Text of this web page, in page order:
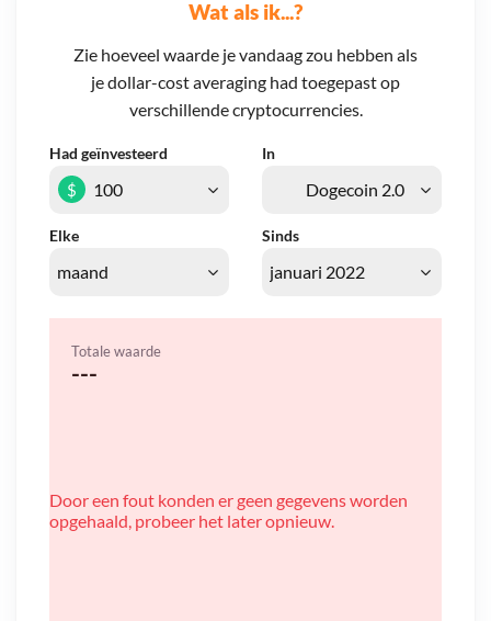
Wat als ik...?
Zie hoeveel waarde je vandaag zou hebben als
je dollar-cost averaging had toegepast op
verschillende cryptocurrencies.
Had geïnvesteerd In
Elke Sinds
$
Totale waarde
---
Door een fout konden er geen gegevens worden
opgehaald, probeer het later opnieuw.